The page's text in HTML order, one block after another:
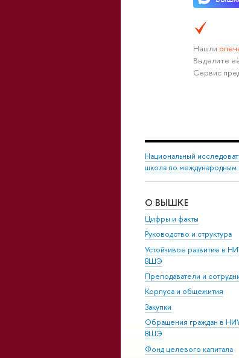
Нашли
Выделите
Сервис
Национальный
школа по
О ВЫШКЕ
Цифры и факты
Руководство и структура
Устойчивое развитие в
ВШЭ
Преподаватели и
Корпуса и общежития
Закупки
Обращения граждан в
ВШЭ
Фонд целевого капитала